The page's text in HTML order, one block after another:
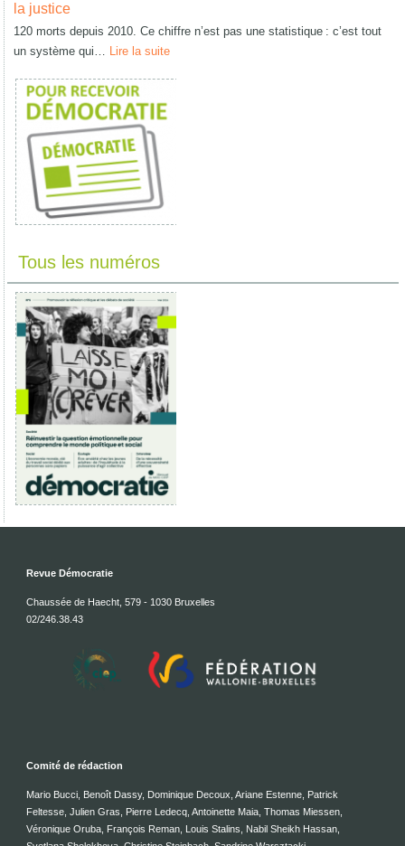
la justice
120 morts depuis 2010. Ce chiffre n’est pas une statistique : c’est tout
un système qui… Lire la suite
Tous les numéros
Revue Démocratie
Chaussée de Haecht, 579 - 1030 Bruxelles
02/246.38.43
Comité de rédaction
Mario Bucci, Benoît Dassy, Dominique Decoux, Ariane Estenne, Patrick
Feltesse, Julien Gras, Pierre Ledecq, Antoinette Maia, Thomas Miessen,
Véronique Oruba, François Reman, Louis Stalins, Nabil Sheikh Hassan,